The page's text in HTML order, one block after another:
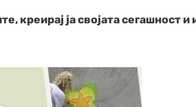
креирај ја својата сегашност
Затвори